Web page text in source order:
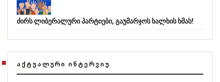
ძირს ლიბერალური პარტიები, გაუმარჯოს ხალხის ხმას!
ᲐᲥᲢᲣᲐᲚᲣᲠᲘ ᲘᲜᲢᲔᲠᲕᲘᲣ